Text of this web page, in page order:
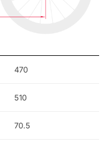
470
510
70.5